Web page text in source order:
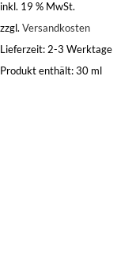
inkl. 19 % MwSt.
zzgl. Versandkosten
Lieferzeit: 2-3 Werktage
Produkt enthält: 30 ml